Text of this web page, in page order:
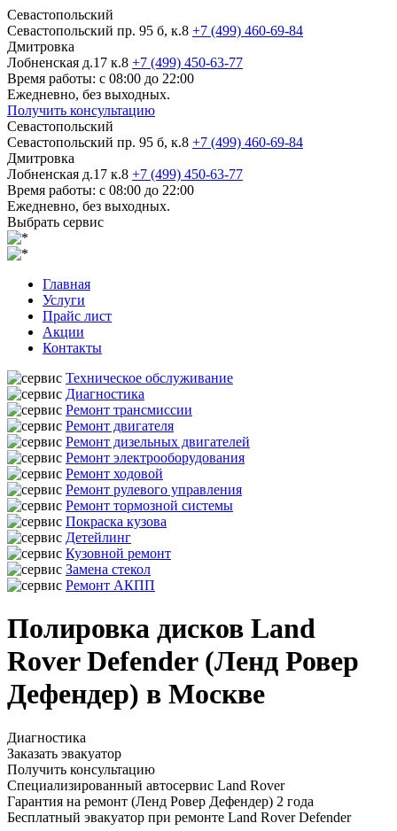
Севастопольский
Севастопольский пр. 95 б, к.8 +7 (499) 460-69-84
Дмитровка
Лобненская д.17 к.8 +7 (499) 450-63-77
Время работы: с 08:00 до 22:00
Ежедневно, без выходных.
Получить консультацию
Севастопольский
Севастопольский пр. 95 б, к.8 +7 (499) 460-69-84
Дмитровка
Лобненская д.17 к.8 +7 (499) 450-63-77
Время работы: с 08:00 до 22:00
Ежедневно, без выходных.
Выбрать сервис
Главная
Услуги
Прайс лист
Акции
Контакты
Техническое обслуживание
Диагностика
Ремонт трансмиссии
Ремонт двигателя
Ремонт дизельных двигателей
Ремонт электрооборудования
Ремонт ходовой
Ремонт рулевого управления
Ремонт тормозной системы
Покраска кузова
Детейлинг
Кузовной ремонт
Замена стекол
Ремонт АКПП
Полировка дисков Land
Rover Defender (Ленд Ровер
Дефендер) в Москве
Диагностика
Заказать эвакуатор
Получить консультацию
Специализированный автосервис Land Rover
Гарантия на ремонт (Ленд Ровер Дефендер) 2 года
Бесплатный эвакуатор при ремонте Land Rover Defender